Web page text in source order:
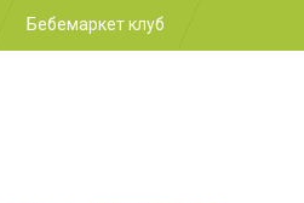
Бебемаркет клуб